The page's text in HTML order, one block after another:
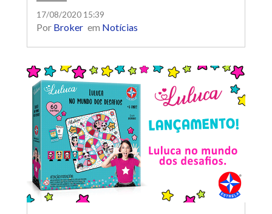
17/08/2020 15:39
Por Broker em Notícias